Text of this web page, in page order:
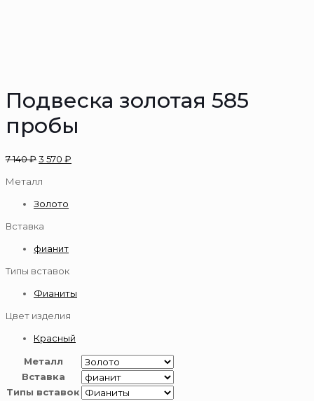
Подвеска золотая 585
пробы
7 140₽3 570 ₽
Металл
Золото
Вставка
фианит
Типы вставок
Фианиты
Цвет изделия
Красный
Металл
Вставка
Типы вставок